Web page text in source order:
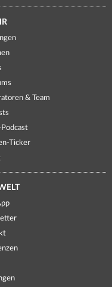
& Team
Ticker